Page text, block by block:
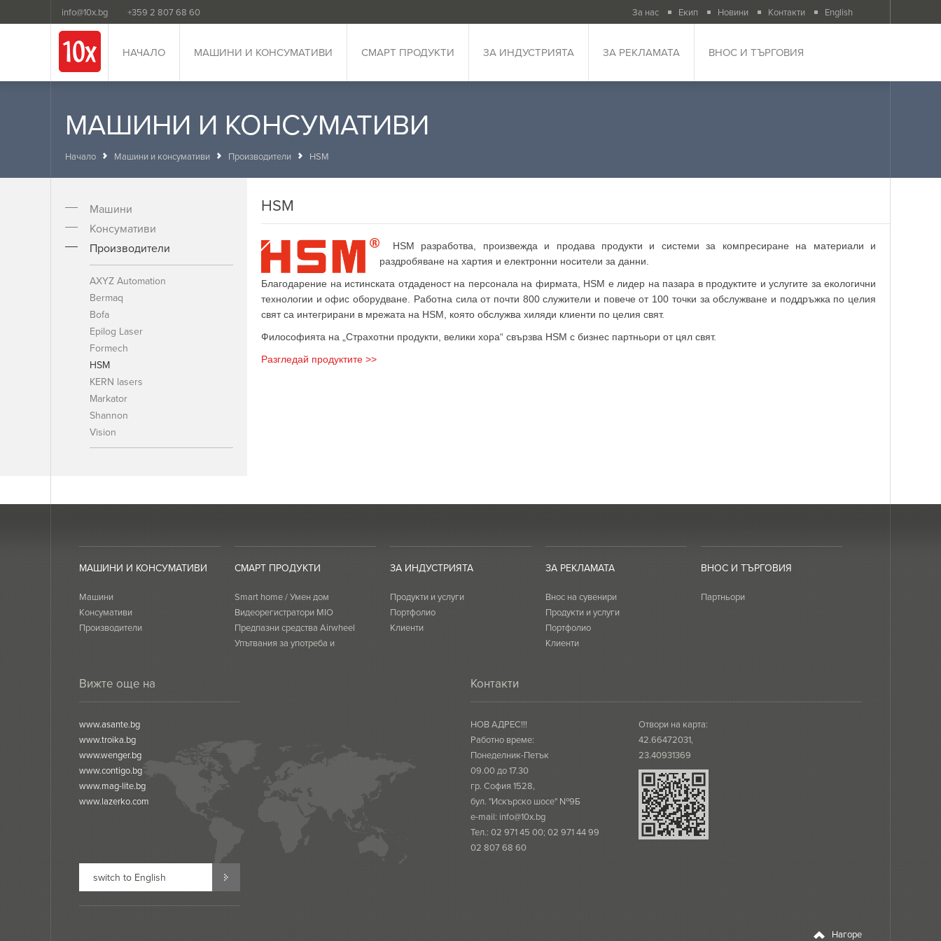
info@10x.bg +359 2 807 68 60 За нас Екип Новини Контакти English
НАЧАЛО МАШИНИ И КОНСУМАТИВИ СМАРТ ПРОДУКТИ ЗА ИНДУСТРИЯТА ЗА РЕКЛАМАТА ВНОС И ТЪРГОВИЯ
МАШИНИ И КОНСУМАТИВИ
Начало Машини и консумативи Производители HSM
Машини
Консумативи
Производители
AXYZ Automation
Bermaq
Bofa
Epilog Laser
Formech
HSM
KERN lasers
Markator
Shannon
Vision
HSM
HSM разработва, произвежда и продава продукти и системи за компресиране на материали и
раздробяване на хартия и електронни носители за данни.
Благодарение на истинската отдаденост на персонала на фирмата, HSM е лидер на пазара в продуктите и услугите за екологични
технологии и офис оборудване. Работна сила от почти 800 служители и повече от 100 точки за обслужване и поддръжка по целия
свят са интегрирани в мрежата на HSM, която обслужва хиляди клиенти по целия свят.
Философията на „Страхотни продукти, велики хора“ свързва HSM с бизнес партньори от цял свят.
Разгледай продуктите >>
МАШИНИ И КОНСУМАТИВИ
Машини
Консумативи
Производители
СМАРТ ПРОДУКТИ
Smart home / Умен дом
Видеорегистратори MIO
Предпазни средства Airwheel
Упътвания за употреба и
ЗА ИНДУСТРИЯТА
Продукти и услуги
Портфолио
Клиенти
ЗА РЕКЛАМАТА
Внос на сувенири
Продукти и услуги
Портфолио
Клиенти
ВНОС И ТЪРГОВИЯ
Партньори
Вижте още на
www.asante.bg
www.troika.bg
www.wenger.bg
www.contigo.bg
www.mag-lite.bg
www.lazerko.com
switch to English
Контакти
НОВ АДРЕС!!!
Работно време:
Понеделник-Петък
09.00 до 17.30
гр. София 1528,
бул. "Искърско шосе" №9Б
e-mail: info@10x.bg
Тел.: 02 971 45 00; 02 971 44 99
02 807 68 60
Отвори на карта:
42.66472031,
23.40931369
Нагоре